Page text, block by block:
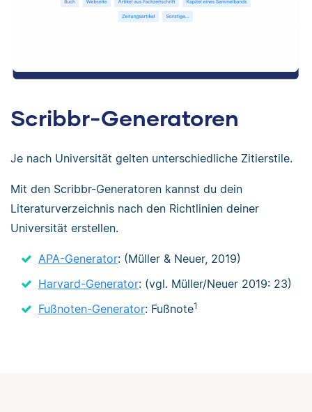
Scribbr-Generatoren
Je nach Universität gelten unterschiedliche Zitierstile.
Mit den Scribbr-Generatoren kannst du dein
Literaturverzeichnis nach den Richtlinien deiner
Universität erstellen.
APA-Generator: (Müller & Neuer, 2019)
Harvard-Generator: (vgl. Müller/Neuer 2019: 23)
Fußnoten-Generator: Fußnote1